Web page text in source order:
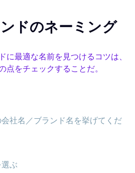
ドのネーミング
に最適な名前を見つけるコツは、
点をチェックすることだ。
社名／ブランド名を挙げてくだ
ぶ